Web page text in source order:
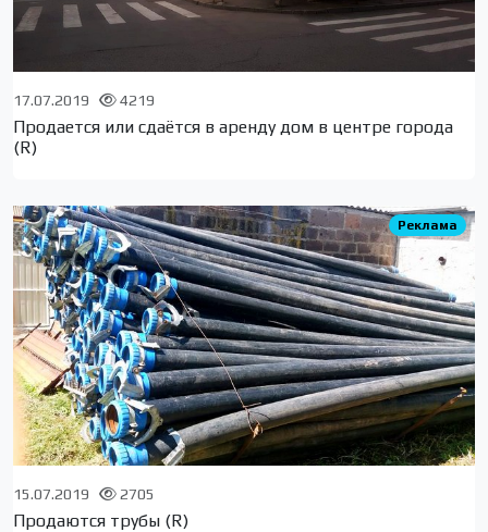
17.07.2019 4219
Продается или сдаётся в аренду дом в центре города
(R)
Реклама
15.07.2019 2705
Продаются трубы (R)